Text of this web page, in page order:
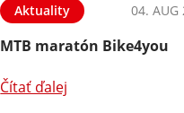
Aktuality 04. AUG
MTB maratón Bike4you
Čítať ďalej